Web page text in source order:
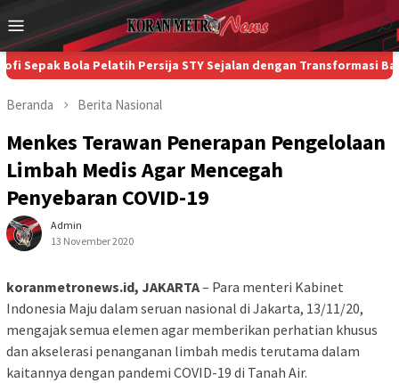
ke
konten
Menu
Mobile
Pelatih Persija STY Sejalan dengan Transformasi Bank
Beranda Berita Nasional
Menkes Terawan Penerapan Pengelolaan
Limbah Medis Agar Mencegah
Penyebaran COVID-19
Admin
13 November 2020
koranmetronews.id, JAKARTA– Para menteri Kabinet
Indonesia Maju dalam seruan nasional di Jakarta, 13/11/20,
mengajak semua elemen agar memberikan perhatian khusus
dan akselerasi penanganan limbah medis terutama dalam
kaitannya dengan pandemi COVID-19 di Tanah Air.